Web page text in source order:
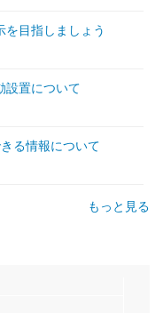
を目指しましょう
設置について
る情報について
もっと見る